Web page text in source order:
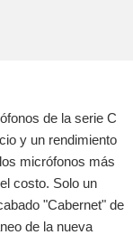
de la serie C
y un rendimiento
micrófonos más
costo. Solo un
"Cabernet" de
de la nueva